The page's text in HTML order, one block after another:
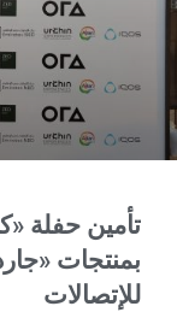
تأمين حفلة
بمنتجات
للإتصالات